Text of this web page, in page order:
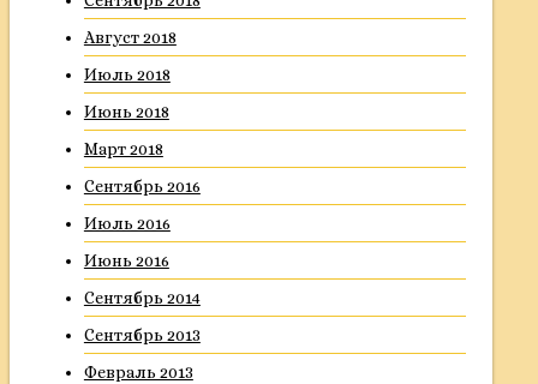
Август 2018
Июль 2018
Июнь 2018
Март 2018
Сентябрь 2016
Июль 2016
Июнь 2016
Сентябрь 2014
Сентябрь 2013
Февраль 2013